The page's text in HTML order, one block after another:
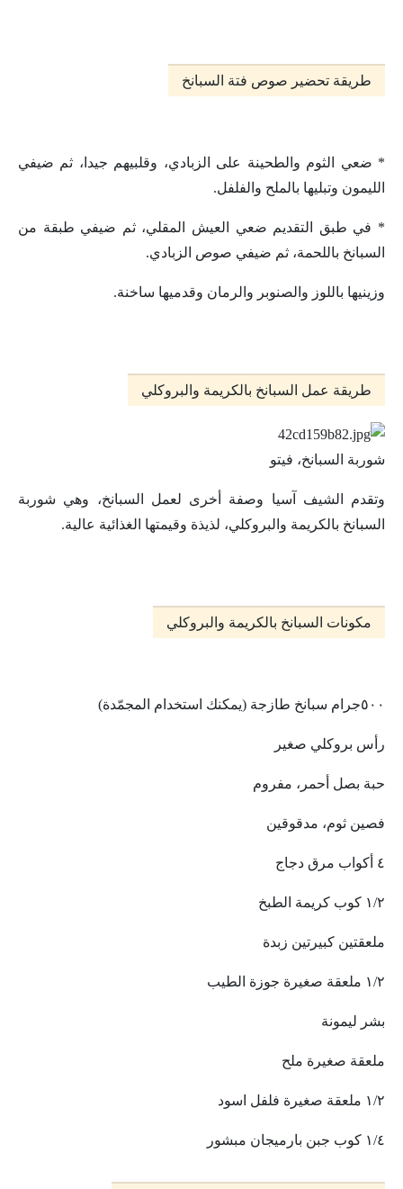
طريقة تحضير صوص فتة السبانخ
* ضعي الثوم والطحينة على الزبادي، وقلبيهم جيدا، ثم ضيفي
الليمون وتبليها بالملح والفلفل.
* في طبق التقديم ضعي العيش المقلي، ثم ضيفي طبقة من
السبانخ باللحمة، ثم ضيفي صوص الزبادي.
وزينيها باللوز والصنوبر والرمان وقدميها ساخنة.
طريقة عمل السبانخ بالكريمة والبروكلي
شوربة السبانخ، فيتو
وتقدم الشيف آسيا وصفة أخرى لعمل السبانخ، وهي شوربة
السبانخ بالكريمة والبروكلي، لذيذة وقيمتها الغذائية عالية.
مكونات السبانخ بالكريمة والبروكلي
٥٠٠جرام سبانخ طازجة (يمكنك استخدام المجمّدة)
رأس بروكلي صغير
حبة بصل أحمر، مفروم
فصين ثوم، مدقوقين
٤ أكواب مرق دجاج
١/٢ كوب كريمة الطبخ
ملعقتين كبيرتين زبدة
١/٢ ملعقة صغيرة جوزة الطيب
بشر ليمونة
ملعقة صغيرة ملح
١/٢ ملعقة صغيرة فلفل اسود
١/٤ كوب جبن بارميجان مبشور